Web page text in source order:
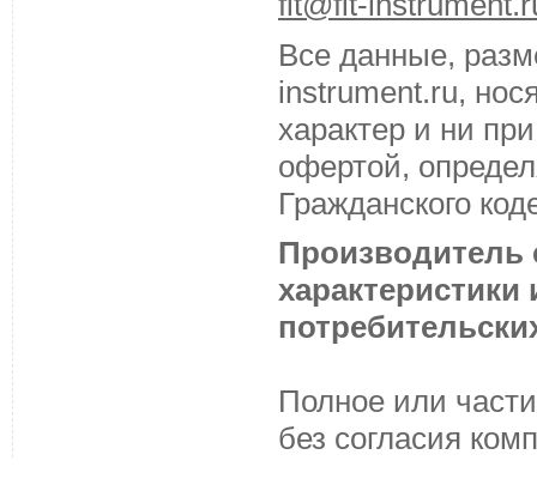
Все данные,
instrument.ru,
характер и ни
офертой,
Гражданского
Производитель
Полное или
без согласия